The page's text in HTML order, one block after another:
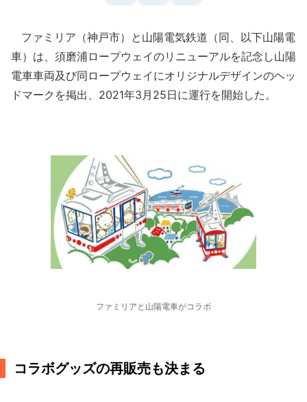
ファミリア（神戸市）と山陽電気鉄道（同、以下山陽電
車）は、須磨浦ロープウェイのリニューアルを記念し山陽
電車車両及び同ロープウェイにオリジナルデザインのヘッ
ドマークを掲出、2021年3月25日に運行を開始した。
ファミリアと山陽電車がコラボ
コラボグッズの再販売も決まる